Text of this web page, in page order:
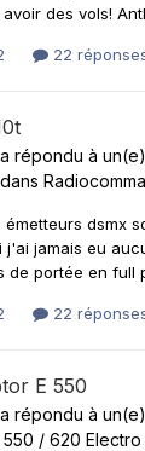
des vols!
22
a répondu à
dans
émetteurs dsmx
j'ai jamais eu
de portée en full
22
E 550
a répondu à
550 / 620 Electro